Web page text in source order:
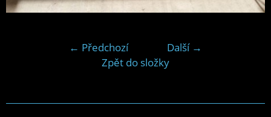
← Předchozí
Další →
Zpět do složky